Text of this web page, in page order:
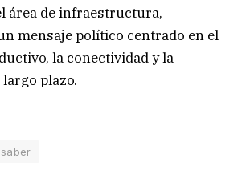
área de infraestructura,
mensaje político centrado en el
la conectividad y la
plazo.